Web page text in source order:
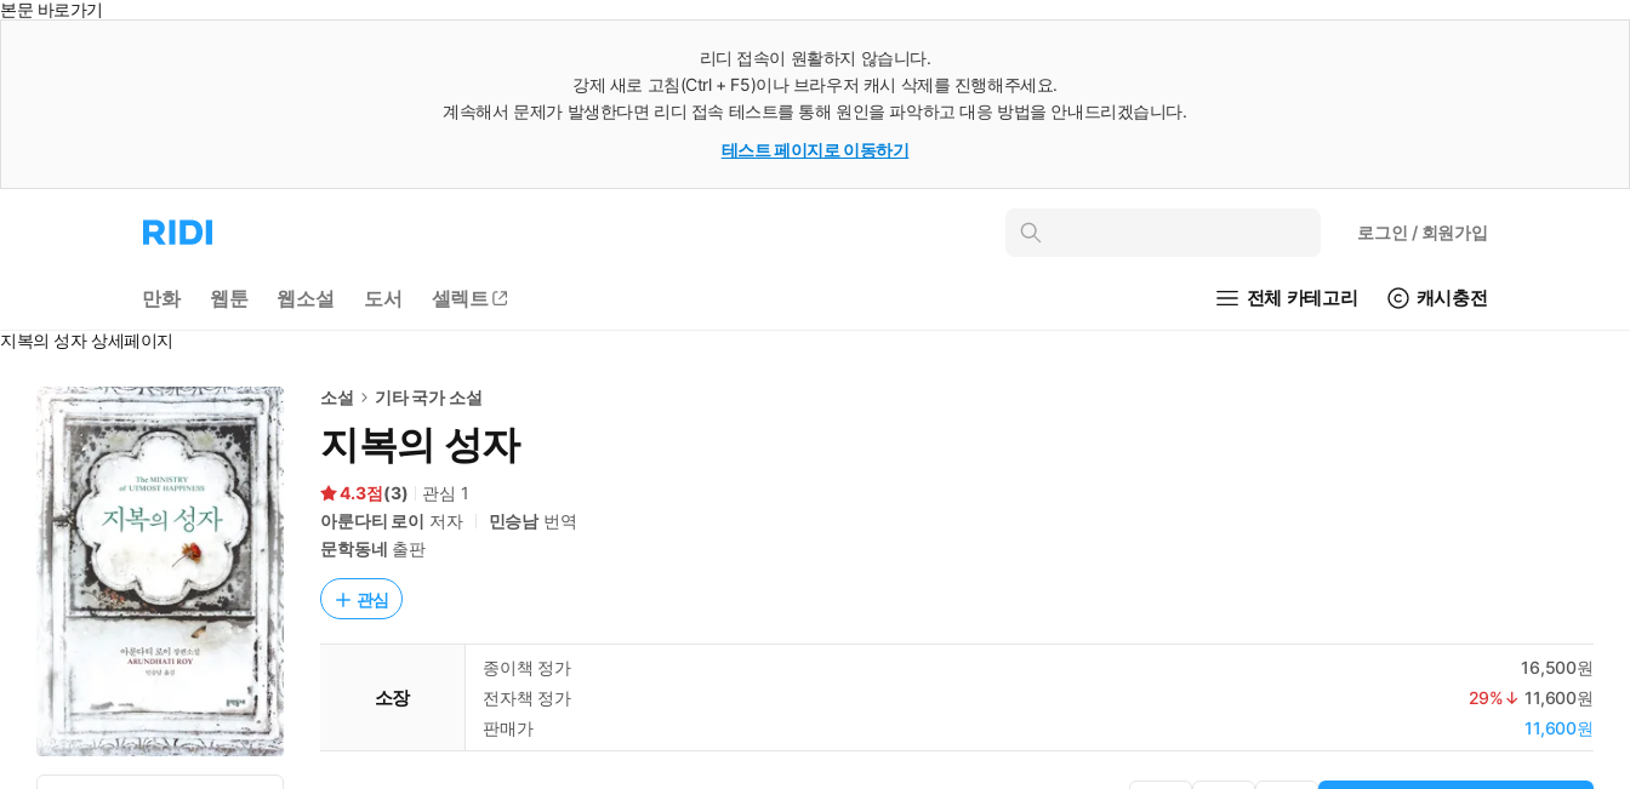
본문 바로가기
리디 접속이 원활하지 않습니다.
강제 새로 고침(Ctrl + F5)이나 브라우저 캐시 삭제를 진행해주세요.
계속해서 문제가 발생한다면 리디 접속 테스트를 통해 원인을 파악하고 대응 방법을 안내드리겠습니다.
테스트 페이지로 이동하기
리
디
으
로
동
인
로그인 / 회원가입
만화 웹툰 웹소설 도서 셀렉트 전체 카테고리 캐시충전
지복의 성자 상세페이지
소설 기타 국가 소설
지복의 성자
4.3 (3) 관심 1
아룬다티 로이 저자 민승남번역
문학동네 출판
관심
소장
종이책 정가
16,500원
전자책 정가
29%↓ 11,600원
판매가
11,600원